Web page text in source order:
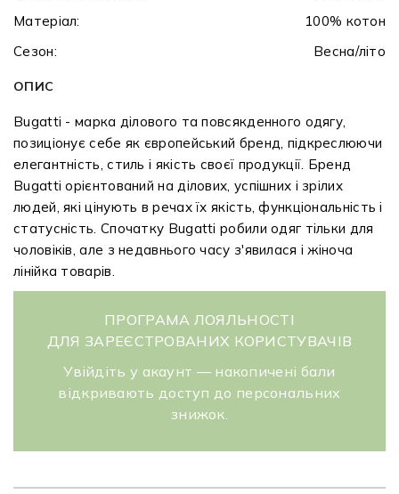
Матеріал:
100% котон
Сезон:
Весна/літо
ОПИС
Bugatti - марка ділового та повсякденного одягу,
позиціонує себе як європейський бренд, підкреслюючи
елегантність, стиль і якість своєї продукції. Бренд
Bugatti орієнтований на ділових, успішних і зрілих
людей, які цінують в речах їх якість, функціональність і
статусність. Спочатку Bugatti робили одяг тільки для
чоловіків, але з недавнього часу з'явилася і жіноча
лінійка товарів.
ПРОГРАМА ЛОЯЛЬНОСТІ
ДЛЯ ЗАРЕЄСТРОВАНИХ КОРИСТУВАЧІВ
Увійдіть у акаунт — накопичені бали
відкривають доступ до персональних
знижок.